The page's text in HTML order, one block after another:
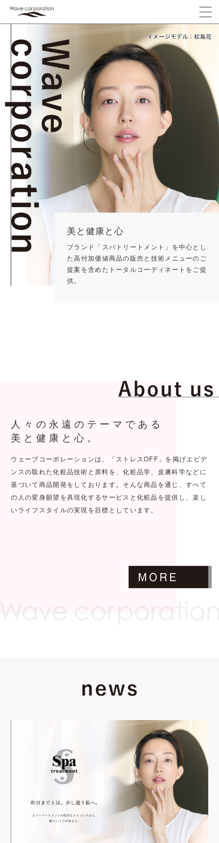
美と健康と心
ブランド「スパトリートメント」を中心とし
た高付加価値商品の販売と技術メニューのご
提案を含めたトータルコーディネートをご提
供。
人々の永遠のテーマである
美と健康と心。
ウェーブコーポレーションは、「ストレスOFF」を掲げエビデ
ンスの取れた化粧品技術と原料を、化粧品学、皮膚科学などに
基づいて商品開発をしております。 そんな商品を通じ、すべて
の人の変身願望を具現化するサービスと化粧品を提供し、楽し
いライフスタイルの実現を目標としています。